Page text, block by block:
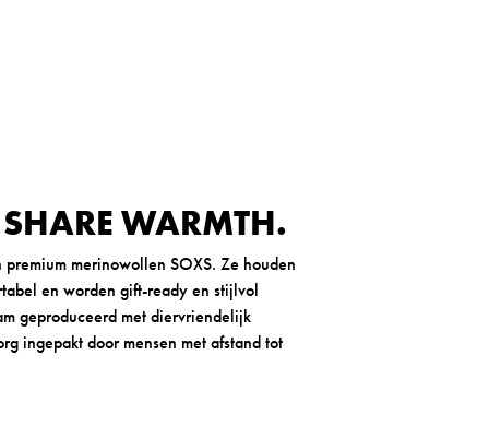
WARMTH.
merinowollen SOXS. Ze houden
en worden gift-ready en stijlvol
geproduceerd met diervriendelijk
ingepakt door mensen met afstand tot